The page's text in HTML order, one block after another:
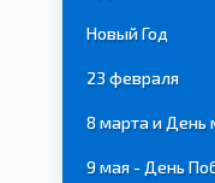
Новый Год
23 февраля
8 марта и День
9 мая - День